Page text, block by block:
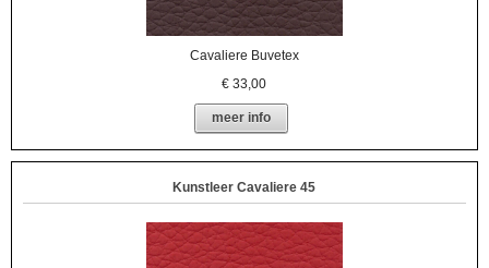
Cavaliere Buvetex
€33,00
meer info
Kunstleer Cavaliere 45